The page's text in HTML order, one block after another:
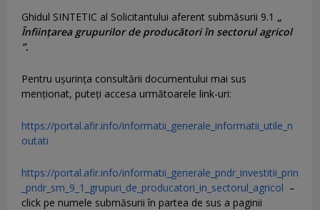
Ghidul SINTETIC al Solicitantului aferent submăsurii 9.1 „
Înființarea grupurilor de producători în sectorul agricol
”.
Pentru uşurinţa consultării documentului mai sus
menţionat, puteţi accesa următoarele link-uri:
https://portal.afir.info/informatii_generale_informatii_utile_n
outati
https://portal.afir.info/informatii_generale_pndr_investitii_prin
_pndr_sm_9_1_grupuri_de_producatori_in_sectorul_agricol –
click pe numele submăsurii în partea de sus a paginii